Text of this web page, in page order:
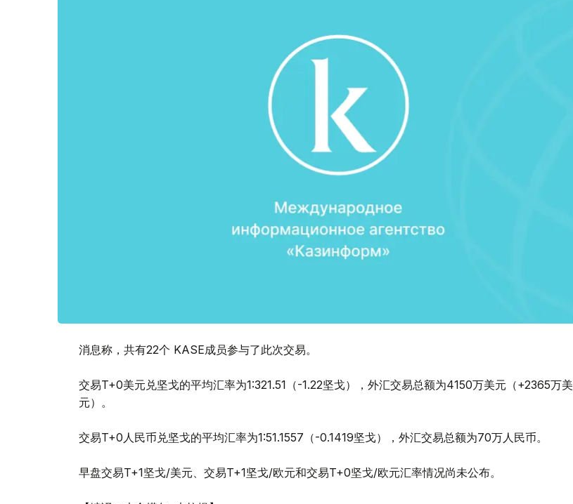
消息称，共有22个 KASE成员参与了此次交易。
交易T+0美元兑坚戈的平均汇率为1:321.51（-1.22坚戈），外汇交易总额为4150万美元（+2365万美
元）。
交易T+0人民币兑坚戈的平均汇率为1:51.1557（-0.1419坚戈），外汇交易总额为70万人民币。
早盘交易T+1坚戈/美元、交易T+1坚戈/欧元和交易T+0坚戈/欧元汇率情况尚未公布。